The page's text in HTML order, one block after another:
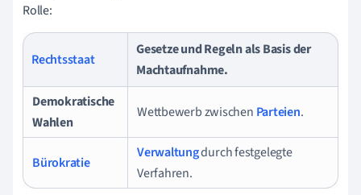
Rolle:
Rechtsstaat
Gesetze und Regeln als Basis der
Machtaufnahme.
Demokratische
Wahlen
Wettbewerb zwischen Parteien.
Bürokratie
Verwaltungdurch festgelegte
Verfahren.